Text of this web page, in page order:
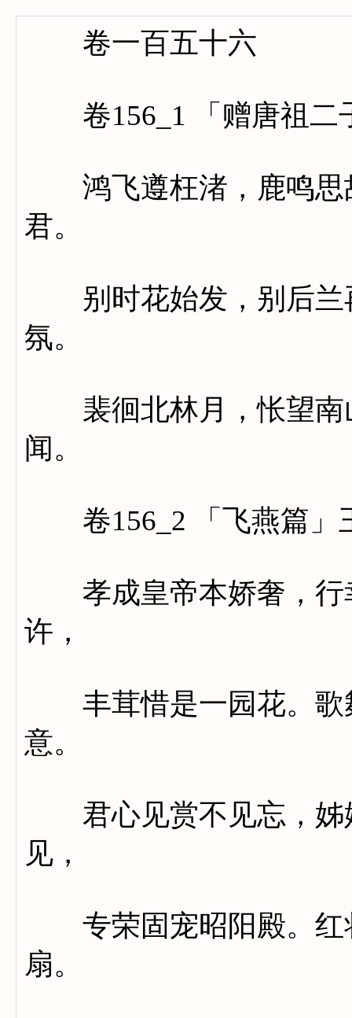
卷一百五十六
卷156_1 「赠唐祖二
鸿飞遵枉渚，鹿鸣思
君。
别时花始发，别后兰
氛。
裴徊北林月，怅望南
闻。
卷156_2 「飞燕篇」
孝成皇帝本娇奢，行
许，
丰茸惜是一园花。歌
意。
君心见赏不见忘，姊
见，
专荣固宠昭阳殿。红
扇。